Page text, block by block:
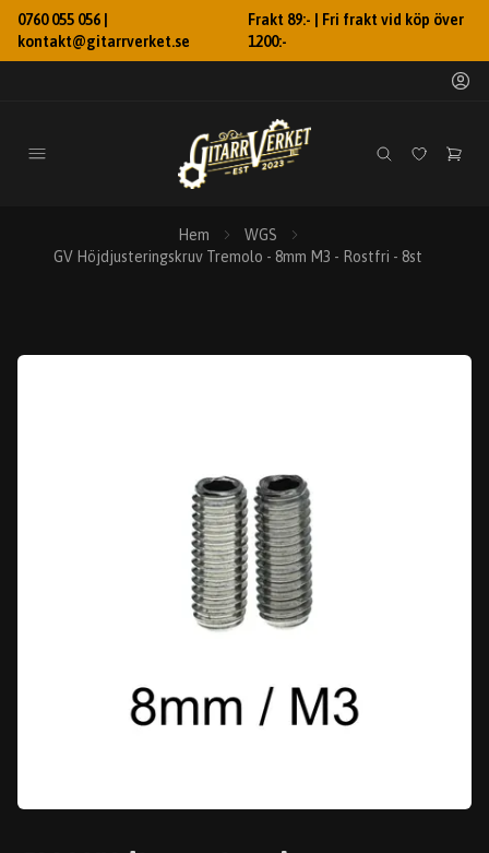
0760 055 056 |
kontakt@gitarrverket.se
Frakt 89:- | Fri frakt vid köp över
1200:-
Hem
WGS
GV Höjdjusteringskruv Tremolo - 8mm M3 - Rostfri - 8st